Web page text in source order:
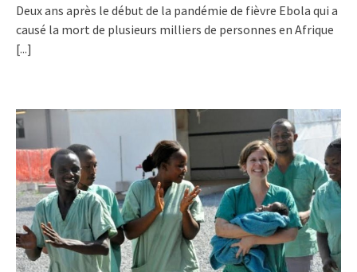
Deux ans après le début de la pandémie de fièvre Ebola qui a
causé la mort de plusieurs milliers de personnes en Afrique
[...]